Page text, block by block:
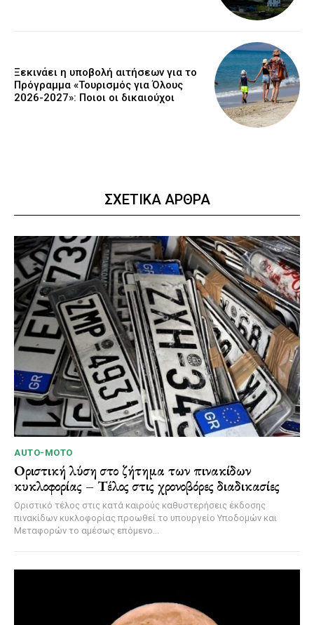
Ξεκινάει η υποβολή αιτήσεων για το
Πρόγραμμα «Τουρισμός για Όλους
2026-2027»: Ποιοι οι δικαιούχοι
ΣΧΕΤΙΚΑ ΑΡΘΡΑ
AUTO-MOTO
Οριστική λύση στο ζήτημα των πινακίδων
κυκλοφορίας – Τέλος στις χρονοβόρες διαδικασίες
Οριστικό τέλος στις κατά καιρούς καθυστερήσεις έκδοσης
πινακίδων κυκλοφορίας προωθεί το υπουργείο Υποδομών και
Μεταφορών το αμέσως επόμενο...